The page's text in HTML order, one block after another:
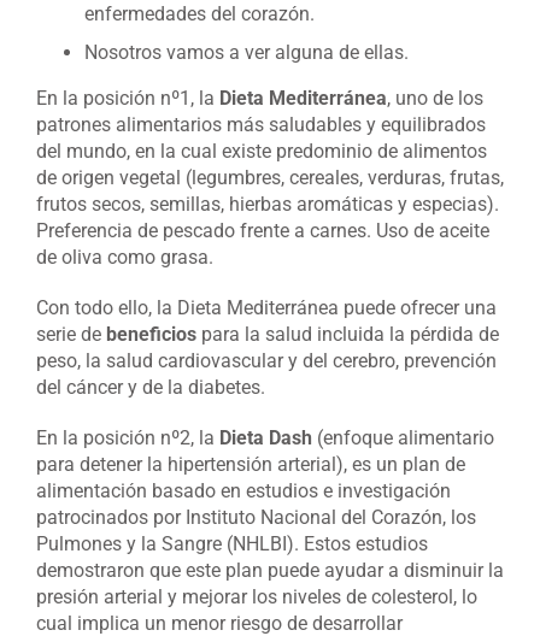
enfermedades del corazón.
Nosotros vamos a ver alguna de ellas.
En la posición nº1, la Dieta Mediterránea, uno de los
patrones alimentarios más saludables y equilibrados
del mundo, en la cual existe predominio de alimentos
de origen vegetal (legumbres, cereales, verduras, frutas,
frutos secos, semillas, hierbas aromáticas y especias).
Preferencia de pescado frente a carnes. Uso de aceite
de oliva como grasa.
Con todo ello, la Dieta Mediterránea puede ofrecer una
serie de beneficios para la salud incluida la pérdida de
peso, la salud cardiovascular y del cerebro, prevención
del cáncer y de la diabetes.
En la posición nº2, la Dieta Dash (enfoque alimentario
para detener la hipertensión arterial), es un plan de
alimentación basado en estudios e investigación
patrocinados por Instituto Nacional del Corazón, los
Pulmones y la Sangre (NHLBI). Estos estudios
demostraron que este plan puede ayudar a disminuir la
presión arterial y mejorar los niveles de colesterol, lo
cual implica un menor riesgo de desarrollar